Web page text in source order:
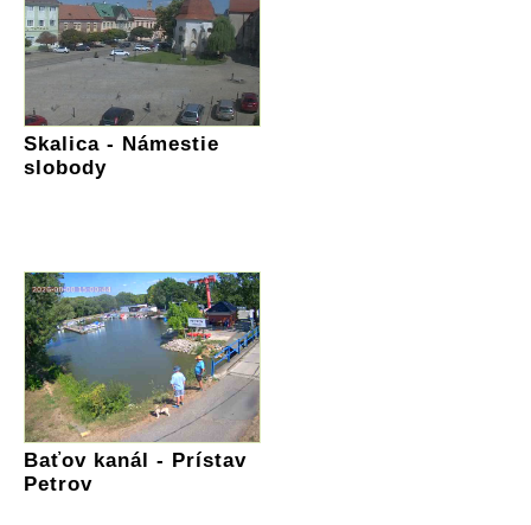
Skalica - Námestie
slobody
Baťov kanál - Prístav
Petrov